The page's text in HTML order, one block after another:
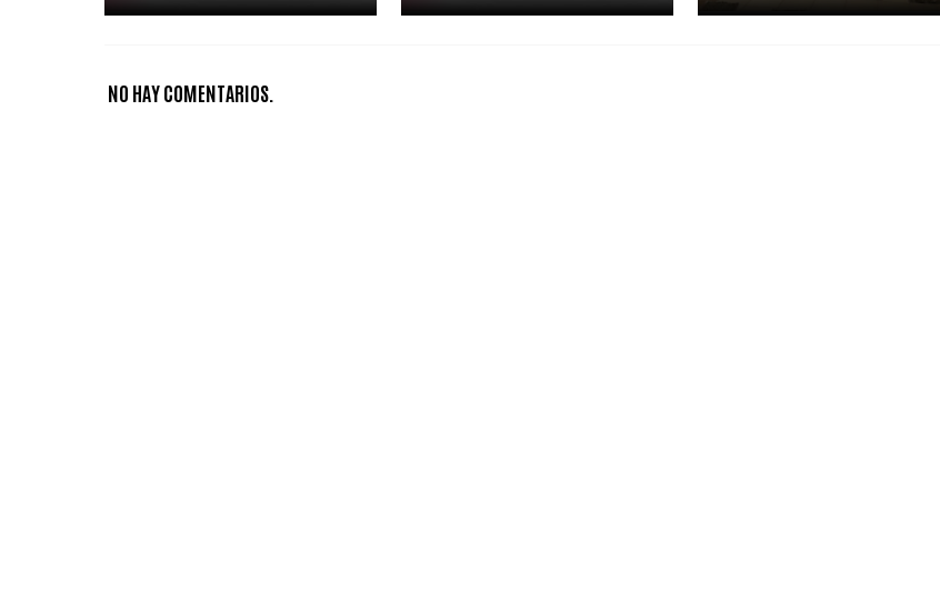
NO HAY COMENTARIOS.